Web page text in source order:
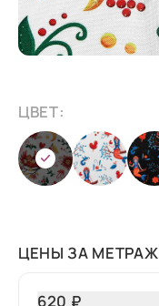
ЦВЕТ:
ЦЕНЫ ЗА МЕТРАЖ
620 ₽